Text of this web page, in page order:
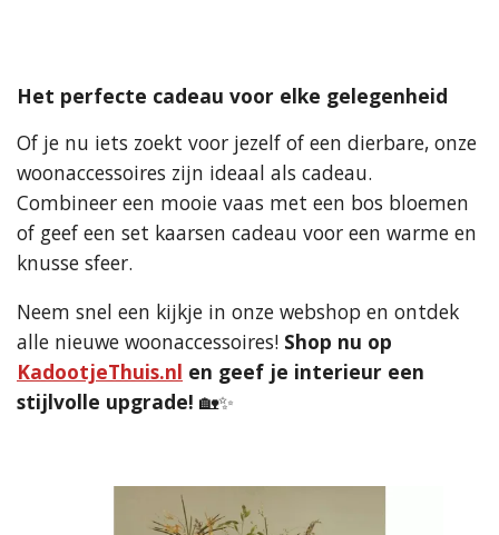
Het perfecte cadeau voor elke gelegenheid
Of je nu iets zoekt voor jezelf of een dierbare, onze
woonaccessoires zijn ideaal als cadeau.
Combineer een mooie vaas met een bos bloemen
of geef een set kaarsen cadeau voor een warme en
knusse sfeer.
Neem snel een kijkje in onze webshop en ontdek
alle nieuwe woonaccessoires! Shop nu op
KadootjeThuis.nl en geef je interieur een
stijlvolle upgrade! 🏡✨